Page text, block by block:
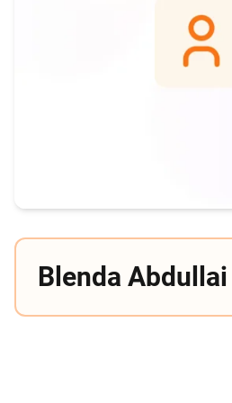
Blenda Abdullai